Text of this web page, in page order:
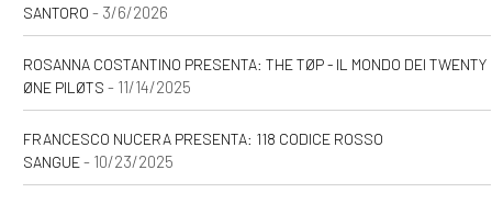
SANTORO - 3/6/2026
ROSANNA COSTANTINO PRESENTA: THE TØP - IL MONDO DEI TWENTY
ØNE PILØTS - 11/14/2025
FRANCESCO NUCERA PRESENTA: 118 CODICE ROSSO
SANGUE- 10/23/2025